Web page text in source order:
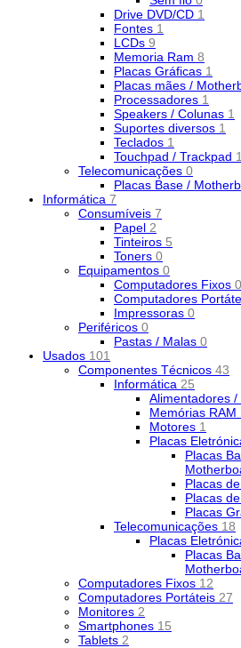
Drive DVD/CD 1
Fontes 1
LCDs 9
Memoria Ram 8
Placas Gráficas 1
Placas mães /
Processadores 1
Speakers / Colunas 1
Suportes diversos 1
Teclados 1
Touchpad / Trackpad 1
Telecomunicações 0
Placas Base /
Informática 7
Consumíveis 7
Papel 2
Tinteiros 5
Toners 0
Equipamentos 0
Computadores Fixos 0
Computadores
Impressoras 0
Periféricos 0
Pastas / Malas 0
Usados 101
Componentes Técnicos 43
Informática 25
Alimentadores /
Memórias RAM
Motores 1
Placas
Placas
Placas
Placas
Placas
Telecomunicações 18
Placas
Placas
Computadores Fixos 12
Computadores Portáteis 27
Monitores 2
Smartphones 15
Tablets 2